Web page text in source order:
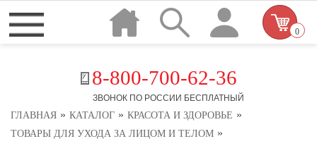
8-800-700-62-36
ЗВОНОК ПО РОССИИ БЕСПЛАТНЫЙ
0
ГЛАВНАЯ » КАТАЛОГ » КРАСОТА И ЗДОРОВЬЕ »
ТОВАРЫ ДЛЯ УХОДА ЗА ЛИЦОМ И ТЕЛОМ »